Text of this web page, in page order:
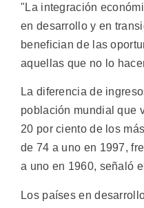
"La integración
en desarrollo y en
benefician de las
aquellas que no lo
La diferencia de
población mundial que
20 por ciento de los
de 74 a uno en 1997,
a uno en 1960, señaló
Los países en